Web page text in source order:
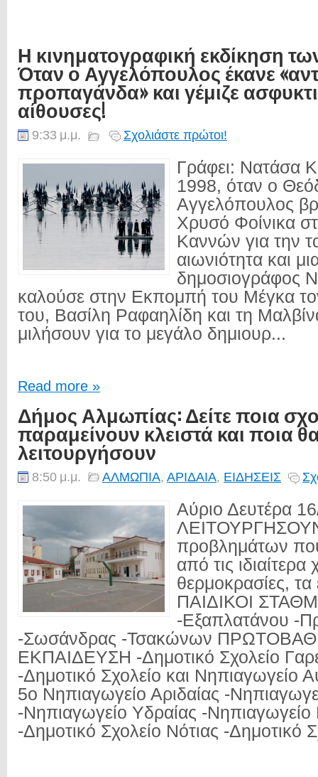
Η κινηματογραφική εκδίκηση
Όταν ο Αγγελόπουλος έκανε
προπαγάνδα» και γέμιζε
αίθουσες!
9:33 μ.μ. Σχολιάστε πρώτοι!
Γράφει: Νατάσα
1998, όταν ο
Αγγελόπουλος
Χρυσό Φοίνικα
Καννών για την
αιωνιότητα και
δημοσιογράφος
καλούσε στην Εκπομπή του Μέγκα
του, Βασίλη Ραφαηλίδη και τη
μιλήσουν για το μεγάλο δημιουρ...
Read more »
Δήμος Αλμωπίας: Δείτε ποια
παραμείνουν κλειστά και ποια
λειτουργήσουν
8:50 μ.μ. ΑΛΜΩΠΙΑ, ΑΡΙΔΑΙΑ, ΕΙΔΗΣΕΙΣ
Αύριο Δευτέρα
προβλημάτων
από τις ιδιαίτερα
θερμοκρασίες, τα
ΠΑΙΔΙΚΟΙ
-Εξαπλατάνου -
-Σωσάνδρας -Τσακώνων
ΕΚΠΑΙΔΕΥΣΗ -Δημοτικό Σχολείο
-Δημοτικό Σχολείο και Νηπιαγωγείο
5ο Νηπιαγωγείο Αριδαίας -
-Νηπιαγωγείο Υδραίας -
-Δημοτικό Σχολείο Νότιας -Δημοτικό